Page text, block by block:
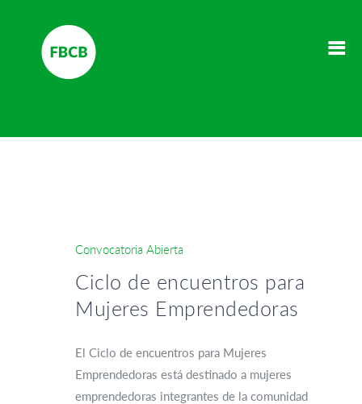
Convocatoria Abierta
Ciclo de encuentros para
Mujeres Emprendedoras
El Ciclo de encuentros para Mujeres
Emprendedoras está destinado a mujeres
emprendedoras integrantes de la comunidad